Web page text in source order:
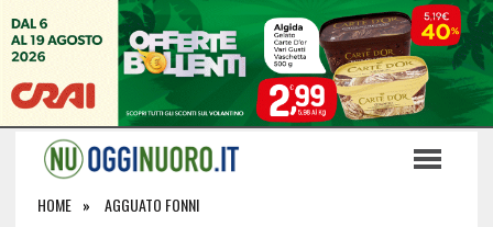
HOME AGGUATO FONNI